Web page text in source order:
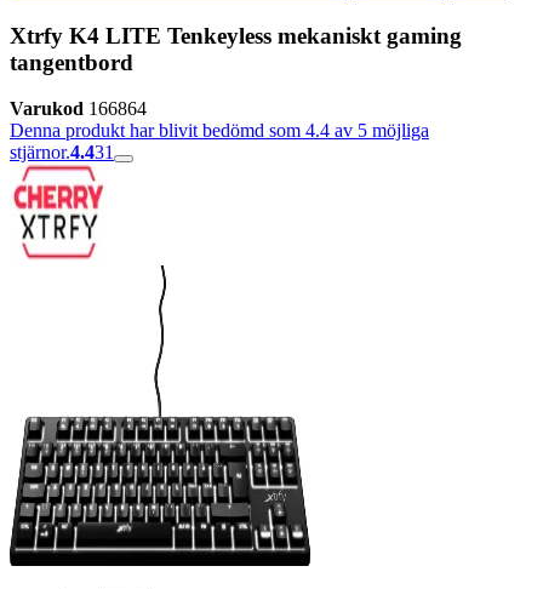
Xtrfy K4 LITE Tenkeyless mekaniskt gaming
tangentbord
Varukod 166864
Denna produkt har blivit bedömd som 4.4 av 5 möjliga
stjärnor.4.431